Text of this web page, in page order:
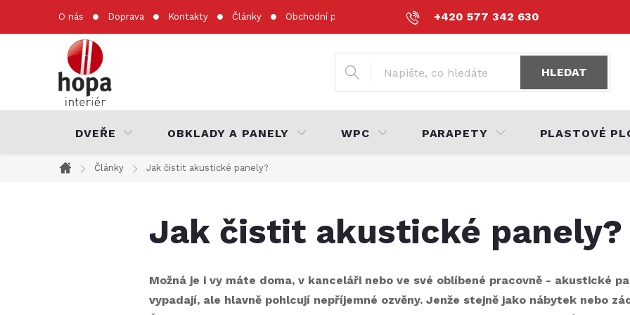
+420 577 342 630
O nás Doprava Kontakty Články Obchodní podmínky Podmínky ochrany osobních údajů
HLEDAT
DVEŘE OBKLADY A PANELY WPC PARAPETY PLASTOVÉ
Domů
Články Jak čistit akustické panely?
Jak čistit akustické panely?
Možná je i vy máte doma, v kanceláři nebo ve své oblíbené pracovně - akustické
vypadají, ale hlavně pohlcují nepříjemné ozvěny. Jenže stejně jako nábytek nebo